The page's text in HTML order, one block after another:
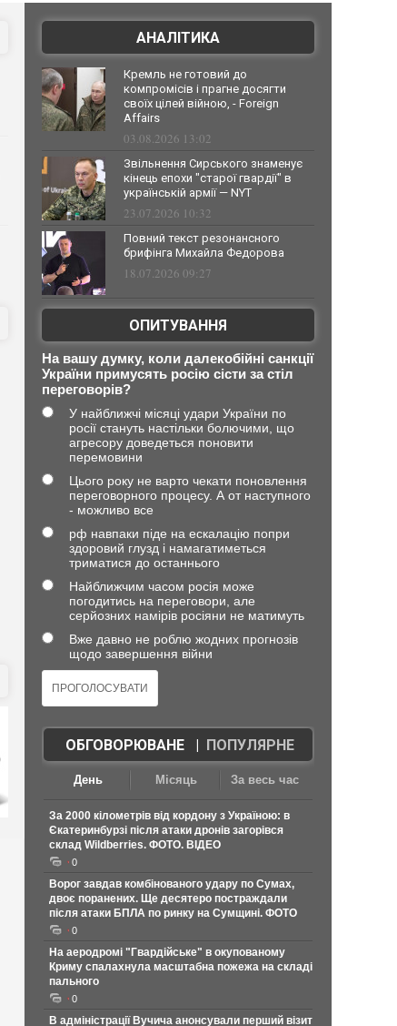
АНАЛІТИКА
Кремль не готовий до
компромісів і прагне досягти
своїх цілей війною, - Foreign
Affairs
03.08.2026 13:02
Звільнення Сирського знаменує
кінець епохи "старої гвардії" в
українській армії — NYT
23.07.2026 10:32
Повний текст резонансного
брифінга Михайла Федорова
18.07.2026 09:27
ОПИТУВАННЯ
На вашу думку, коли далекобійні санкції
України примусять росію сісти за стіл
переговорів?
У найближчі місяці удари України по
росії стануть настільки болючими, що
агресору доведеться поновити
перемовини
Цього року не варто чекати поновлення
переговорного процесу. А от наступного
- можливо все
рф навпаки піде на ескалацію попри
здоровий глузд і намагатиметься
триматися до останнього
Найближчим часом росія може
погодитись на переговори, але
серйозних намірів росіяни не матимуть
Вже давно не роблю жодних прогнозів
щодо завершення війни
ОБГОВОРЮВАНЕ| ПОПУЛЯРНЕ
День Місяць За весь час
За 2000 кілометрів від кордону з Україною: в
Єкатеринбурзі після атаки дронів загорівся
склад Wildberries. ФОТО. ВІДЕО
0
Ворог завдав комбінованого удару по Сумах,
двоє поранених. Ще десятеро постраждали
після атаки БПЛА по ринку на Сумщині. ФОТО
0
На аеродромі "Гвардійське" в окупованому
Криму спалахнула масштабна пожежа на складі
пального
0
В адміністрації Вучича анонсували перший візит